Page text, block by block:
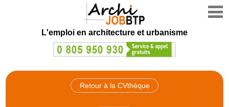
L'emploi en architecture et urbanisme
Retour à la CVthèque